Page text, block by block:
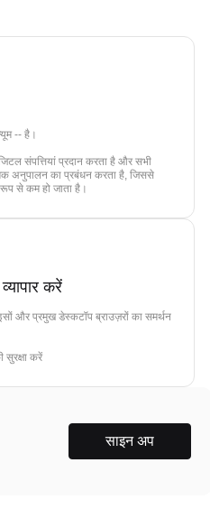
-- है।
संपत्तियां प्रदान करता है और सभी
अनुपालन का प्रबंधन करता है, जिससे
से कम हो जाता है।
करें
और प्रमुख डेस्कटॉप ब्राउज़रों का समर्थन
सुरक्षा करें
साइन अप